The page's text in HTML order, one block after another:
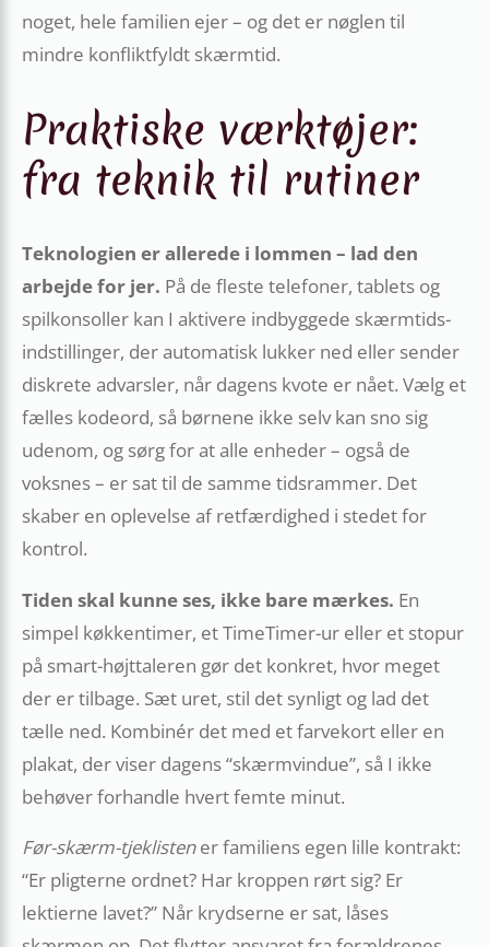
noget, hele familien ejer – og det er nøglen til
mindre konfliktfyldt skærmtid.
Praktiske værktøjer:
fra teknik til rutiner
Teknologien er allerede i lommen – lad den
arbejde for jer. På de fleste telefoner, tablets og
spilkonsoller kan I aktivere indbyggede skærmtids­
indstillinger, der automatisk lukker ned eller sender
diskrete advarsler, når dagens kvote er nået. Vælg et
fælles kodeord, så børnene ikke selv kan sno sig
udenom, og sørg for at alle enheder – også de
voksnes – er sat til de samme tidsrammer. Det
skaber en oplevelse af retfærdighed i stedet for
kontrol.
Tiden skal kunne ses, ikke bare mærkes. En
simpel køkken­timer, et TimeTimer-ur eller et stopur
på smart-højttaleren gør det konkret, hvor meget
der er tilbage. Sæt uret, stil det synligt og lad det
tælle ned. Kombinér det med et farvekort eller en
plakat, der viser dagens “skærm­vindue”, så I ikke
behøver forhandle hvert femte minut.
Før-skærm-tjeklistener familiens egen lille kontrakt:
“Er pligterne ordnet? Har kroppen rørt sig? Er
lektierne lavet?” Når krydserne er sat, låses